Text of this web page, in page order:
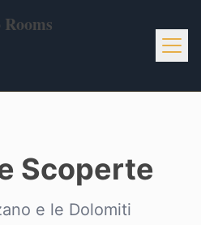
Scoperte
e le Dolomiti